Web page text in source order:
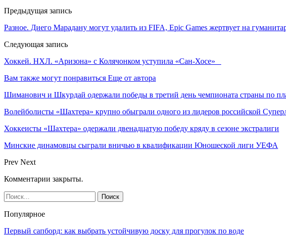
Предыдущая запись
Разное. Диего Марадану могут удалить из FIFA, Epic Games жертвует на
Следующая запись
Хоккей. НХЛ. «Аризона» с Колячонком уступила «Сан-Хосе»
Вам также могут понравиться Еще от автора
Шиманович и Шкурдай одержали победы в третий день чемпионата страны по
Волейболисты «Шахтера» крупно обыграли одного из лидеров российской
Хоккеисты «Шахтера» одержали двенадцатую победу кряду в сезоне экстралиги
Минские динамовцы сыграли вничью в квалификации Юношеской лиги УЕФА
Prev Next
Комментарии закрыты.
Популярное
Первый сапборд: как выбрать устойчивую доску для прогулок по воде